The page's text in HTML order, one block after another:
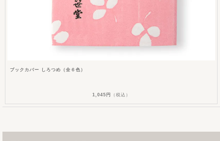
ブックカバー しろつめ（全６色）
1,045円 （税込）